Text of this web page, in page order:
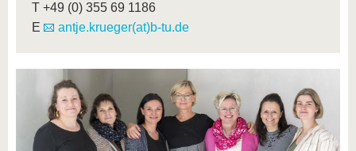
T +49 (0) 355 69 1186
E
antje.krueger(at)b-tu.de